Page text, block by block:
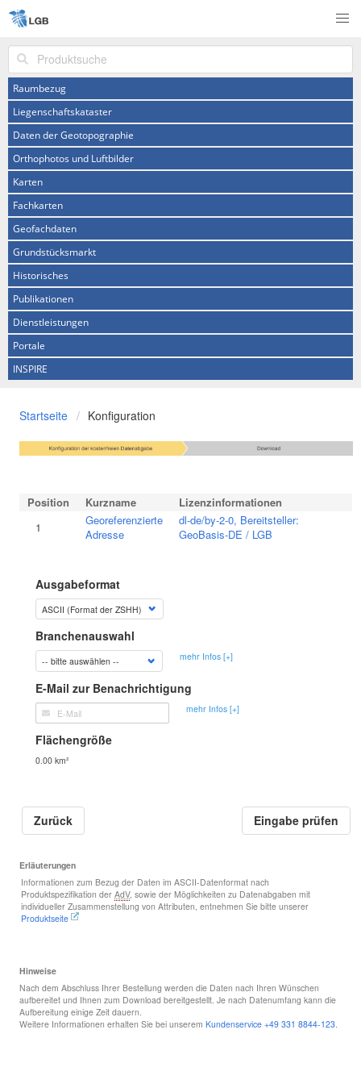
Produktsuche
Raumbezug
Liegenschaftskataster
Daten der Geotopographie
Orthophotos und Luftbilder
Karten
Fachkarten
Geofachdaten
Grundstücksmarkt
Historisches
Publikationen
Dienstleistungen
Portale
INSPIRE
Startseite Konfiguration
Position Kurzname
Lizenzinformationen
1
Georeferenzierte
Adresse
dl-de/by-2-0, Bereitsteller:
GeoBasis-DE / LGB
Ausgabeformat
Branchenauswahl
mehr Infos [+]
E-Mail zur Benachrichtigung
mehr Infos [+]
Flächengröße
0.00 km²
Zurück
Erläuterungen
Informationen zum Bezug der Daten im ASCII-Datenformat nach
Produktspezifikation der AdV, sowie der Möglichkeiten zu Datenabgaben mit
individueller Zusammenstellung von Attributen, entnehmen Sie bitte unserer
Produktseite
Hinweise
Nach dem Abschluss Ihrer Bestellung werden die Daten nach Ihren Wünschen
aufbereitet und Ihnen zum Download bereitgestellt. Je nach Datenumfang kann die
Aufbereitung einige Zeit dauern.
Weitere Informationen erhalten Sie bei unserem Kundenservice +49 331 8844-123.